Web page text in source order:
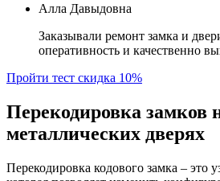
Алла Давыдовна
Заказывали ремонт замка и
оперативность и качественно
Пройти тест скидка 10%
Перекодировка замков
металлических дверях
Перекодировка кодового замка – это